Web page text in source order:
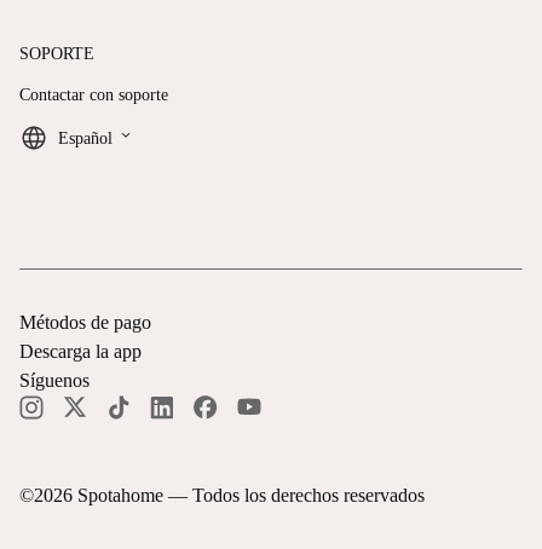
SOPORTE
Contactar con soporte
Español keyboard_arrow_down
©2026 Spotahome — Todos los derechos reservados
Métodos de pago
Descarga la app
Síguenos